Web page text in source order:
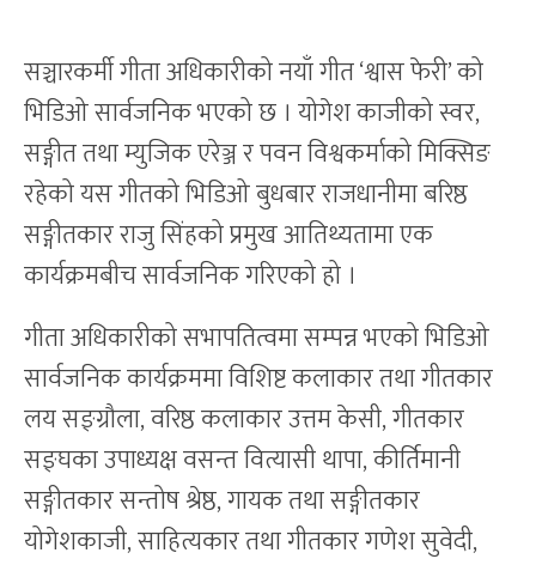
सञ्चारकर्मी गीता अधिकारीको नयाँ गीत ‘श्वास फेरी’ को
भिडिओ सार्वजनिक भएको छ । योगेश काजीको स्वर,
सङ्गीत तथा म्युजिक एरेञ्ज र पवन विश्वकर्माको मिक्सिङ
रहेको यस गीतको भिडिओ बुधबार राजधानीमा बरिष्ठ
सङ्गीतकार राजु सिंहको प्रमुख आतिथ्यतामा एक
कार्यक्रमबीच सार्वजनिक गरिएको हो ।
गीता अधिकारीको सभापतित्वमा सम्पन्न भएको भिडिओ
सार्वजनिक कार्यक्रममा विशिष्ट कलाकार तथा गीतकार
लय सङ्ग्रौला, वरिष्ठ कलाकार उत्तम केसी, गीतकार
सङ्घका उपाध्यक्ष वसन्त वित्यासी थापा, कीर्तिमानी
सङ्गीतकार सन्तोष श्रेष्ठ, गायक तथा सङ्गीतकार
योगेशकाजी, साहित्यकार तथा गीतकार गणेश सुवेदी,